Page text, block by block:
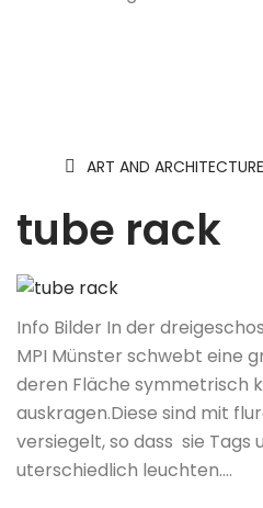
ART AND ARCHITECTURE
tube rack
Info Bilder In der
MPI Münster schwebt eine
deren Fläche symmetrisch
auskragen.Diese sind mit
versiegelt, so dass sie Tags
uterschiedlich leuchten.…